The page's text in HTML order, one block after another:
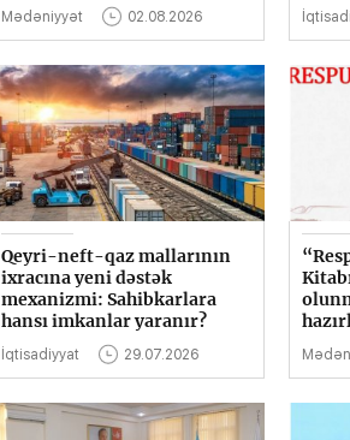
Mədəniyyət 02.08.2026
Qeyri-neft-qaz mallarının
ixracına yeni dəstək
mexanizmi: Sahibkarlara
hansı imkanlar yaranır?
İqtisadiyyat 29.07.2026